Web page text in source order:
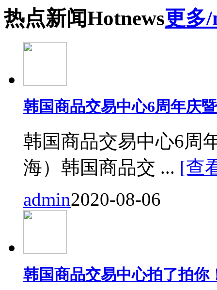
热点新闻Hotnews更多
韩国商品交易中心6周年庆
韩国商品交易中心6周
海）韩国商品交 ... [查
admin2020-08-06
韩国商品交易中心拍了拍你